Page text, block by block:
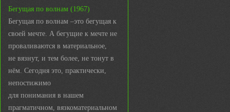
Бегущая по волнам (1967)
Бегущая по волнам –это бегущая к
своей мечте. А бегущие к мечте не
проваливаются в материальное,
не вязнут, и тем более, не тонут в
нём. Сегодня это, практически,
непостижимо
для понимания в нашем
прагматичном, вязкоматериальном